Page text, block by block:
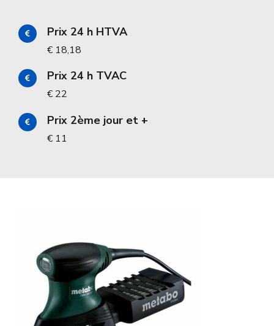
Prix 24 h HTVA
€ 18,18
Prix 24 h TVAC
€ 22
Prix 2ème jour et +
€ 11